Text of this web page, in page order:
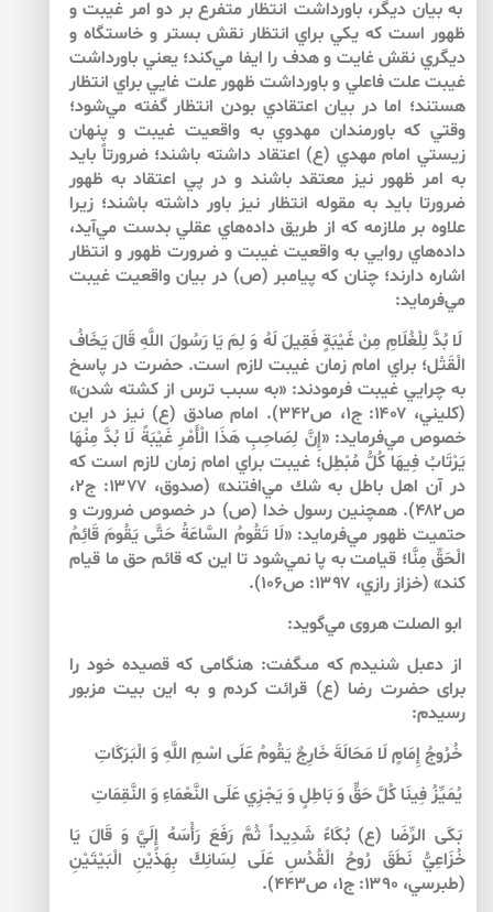
به بيان ديگر، باورداشت انتظار متفرع بر دو امر غيبت و
ظهور است كه يكي براي انتظار نقش بستر و خاستگاه و
ديگري نقش غايت و هدف را ايفا مي‌كند؛ يعني باورداشت
غيبت علت فاعلي و باورداشت ظهور علت غايي براي انتظار
هستند؛ اما در بيان اعتقادي بودن انتظار گفته مي‌‌شود؛
وقتي كه باورمندان مهدوي به واقعيت غيبت و پنهان
زيستي امام مهدي (ع) اعتقاد داشته باشند؛ ضرورتاً بايد
به امر ظهور نيز معتقد باشند و در پي اعتقاد به ظهور
ضرورتا بايد به مقوله انتظار نيز باور داشته باشند؛ زيرا
علاوه بر ملازمه كه از طريق داده‌‌هاي عقلي بدست مي‌‌آيد،
داده‌‌هاي روايي به واقعيت غيبت و ضرورت ظهور و انتظار
اشاره دارند؛ چنان كه پيامبر (ص) در بيان واقعيت غيبت
مي‌‌فرمايد:
لَا بُدَّ لِلْغُلَامِ‏ مِنْ غَيْبَةٍ فَقِيلَ لَهُ وَ لِمَ يَا رَسُولَ اللَّهِ قَالَ يَخَافُ
الْقَتْل‏؛ براي امام زمان غيبت لازم است. حضرت در پاسخ
به چرايي غيبت فرمودند: «به سبب ترس از كشته شدن»
(كليني، ۱۴۰۷: ج۱، ص۳۴۲). امام صادق (ع) نيز در اين
خصوص مي‌‌فرمايد: «إِنَّ لِصَاحِبِ هَذَا الْأَمْرِ غَيْبَةً لَا بُدَّ مِنْهَا
يَرْتَابُ فِيهَا كُلُّ مُبْطِل؛ غيبت براي امام زمان لازم است كه
در آن اهل باطل به شك مي‌‌افتند» (صدوق، ۱۳۷۷: ج۲،
ص۴۸۲). همچنين رسول خدا (ص) در خصوص ضرورت و
حتميت ظهور مي‌‌فرمايد: «لَا تَقُومُ‏ السَّاعَةُ حَتَّى‏ يَقُومَ‏ قَائِمُ
الْحَقِّ مِنَّا؛ قيامت به پا نمي‌‌شود تا اين كه قائم حق ما قيام
كند» (خزاز رازي، ۱۳۹۷: ص۱۰۶).
ابو الصلت هروى مي‌‌گويد:
از دعبل شنيدم كه مى‏گفت: هنگامى كه قصيده خود را
براى حضرت رضا (ع) قرائت كردم و به اين بيت مزبور
رسيدم:
خُرُوجُ إِمَامٍ لَا مَحَالَةَ خَارِجٌ يَقُومُ عَلَى اسْمِ اللَّهِ وَ الْبَرَكَاتِ‏
يُمَيِّزُ فِينَا كُلَّ حَقٍّ وَ بَاطِلٍ وَ يَجْزِي عَلَى النَّعْمَاءِ وَ النَّقِمَاتِ‏
بَكَى الرِّضَا (ع) بُكَاءً شَدِيداً ثُمَّ رَفَعَ رَأْسَهُ إِلَيَّ وَ قَالَ يَا
خُزَاعِيُّ نَطَقَ رُوحُ الْقُدُسِ عَلَى لِسَانِكَ بِهَذَيْنِ الْبَيْتَيْنِ
(طبرسي، ۱۳۹۰: ج۱، ص۴۴۳).